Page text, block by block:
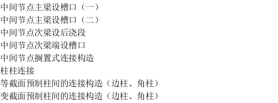
中间节点主梁设槽口（一）
中间节点主梁设槽口（二）
中间节点次梁设后浇段
中间节点次梁端设槽口
中间节点搁置式连接构造
柱柱连接
等截面预制柱间的连接构造（边柱、角柱）
变截面预制柱间的连接构造（边柱、角柱）